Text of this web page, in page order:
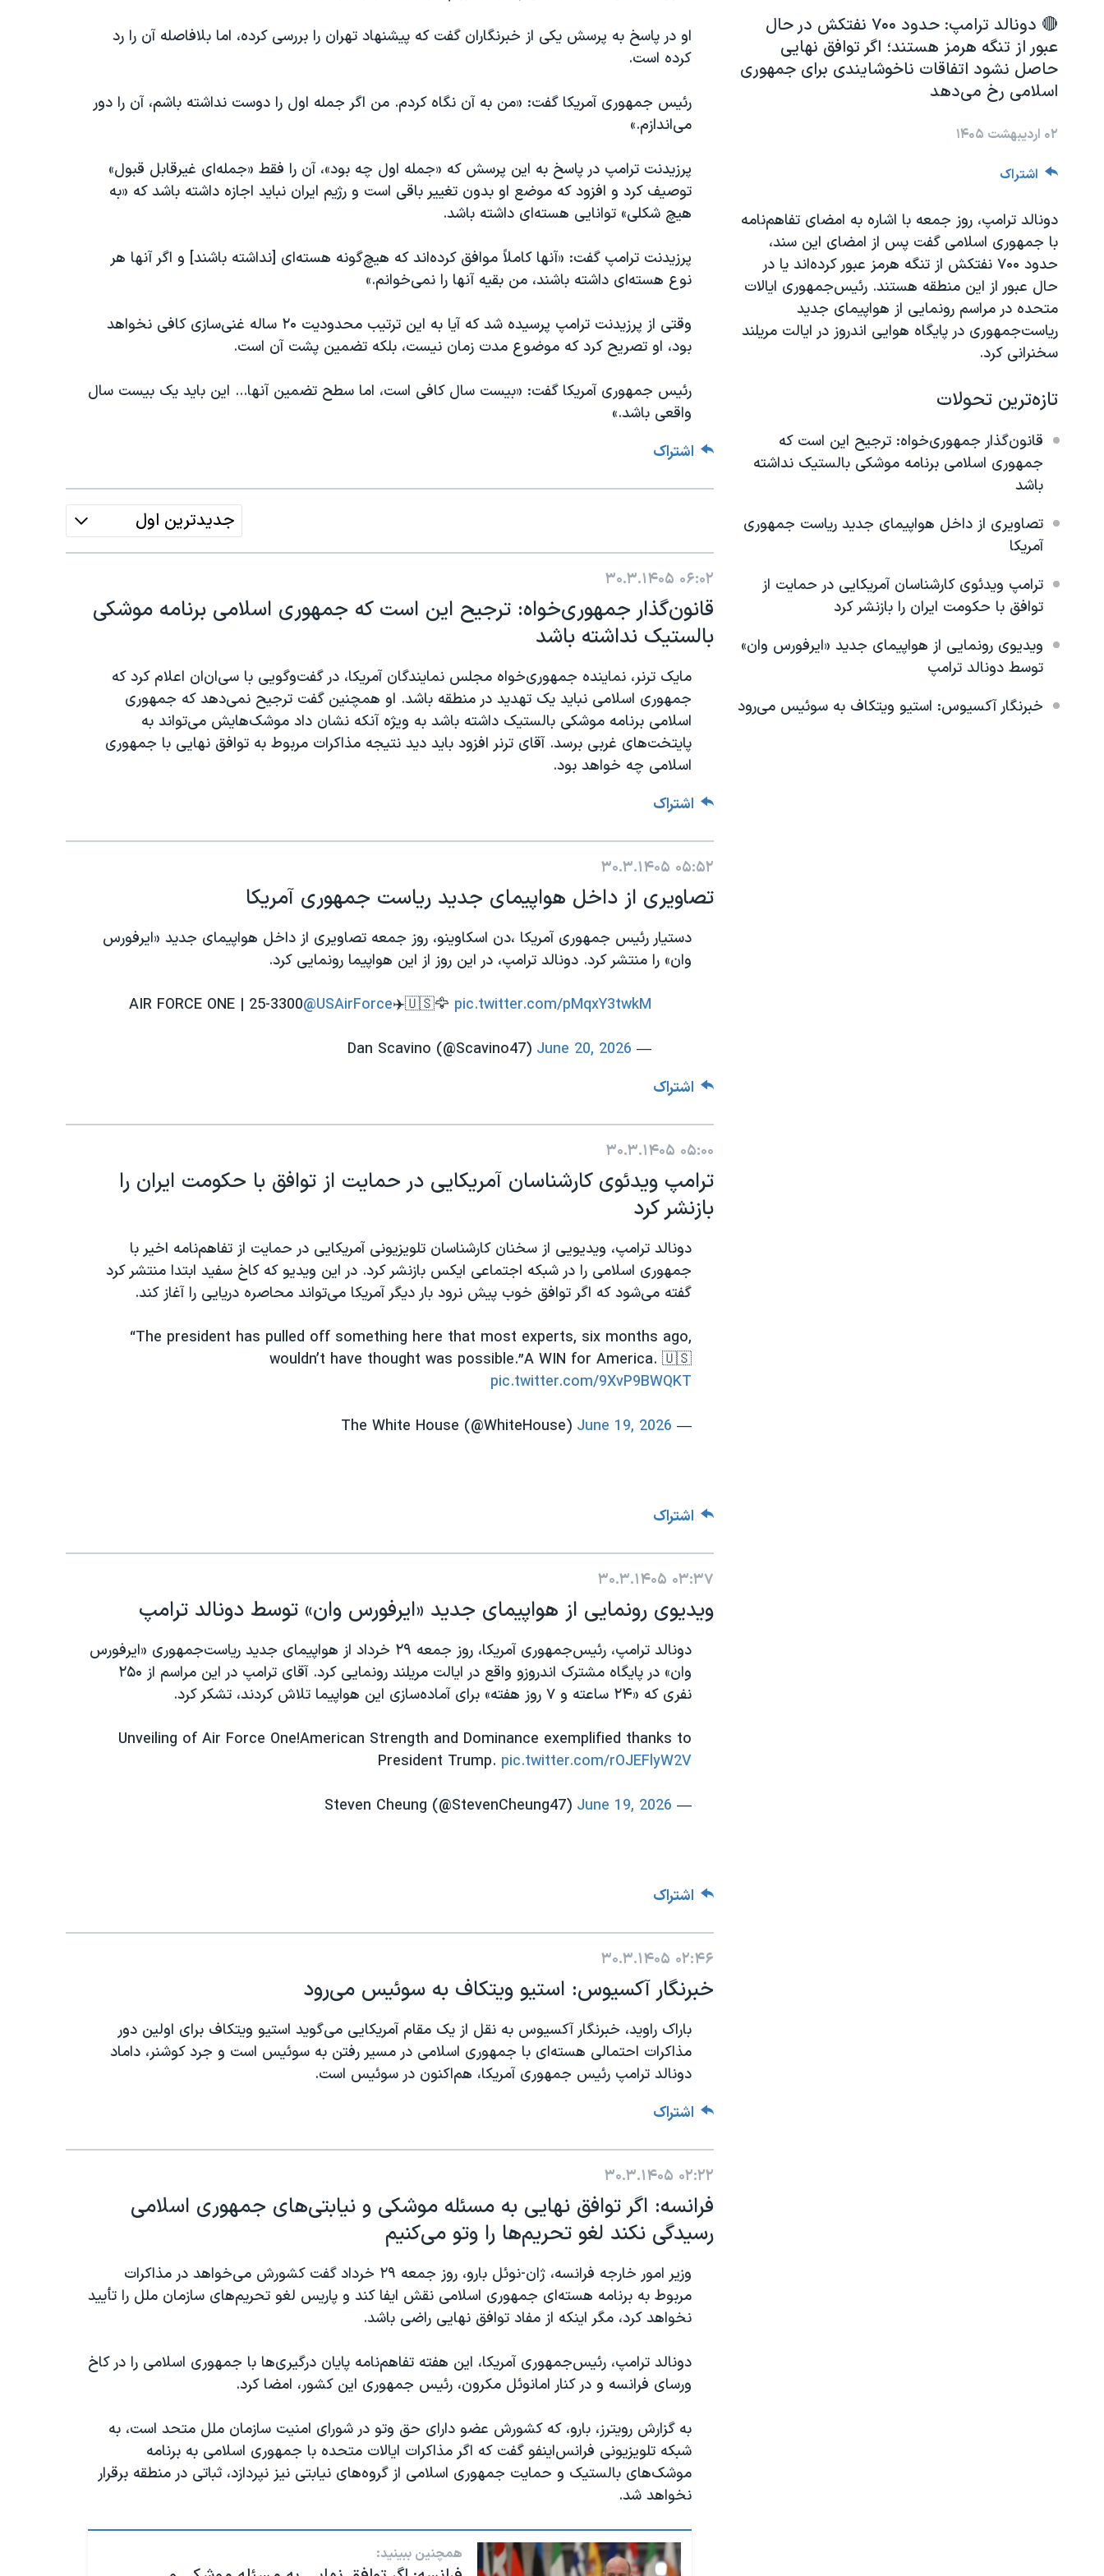
حقوق شهروندی
اقتصادی
علم و فناوری
آرشیو پخش زنده
انتخابات ریاست جمهوری آمریکا ۲۰۲۴
حمله جمهوری اسلامی به اسرائیل
رمز مهسا
مجموعه مستندهای دادخواهی
دادگاه حمید نوری
چهل سال گروگان‌گیری
قانون شفافیت دارائی کادر رهبری ایران
اعتراضات مردمی آبان ۹۸
اسرائیل در جنگ
صفحه‌های ویژه
سفر پرزیدنت ترامپ به چین
‌🔴 دونالد ترامپ: حدود ۷۰۰ نفتکش در حال
عبور از تنگه هرمز هستند؛ اگر توافق نهایی
حاصل نشود اتفاقات ناخوشایندی برای جمهوری
اسلامی رخ می‌دهد
۰۲ اردیبهشت ۱۴۰۵
اشتراک
دونالد ترامپ، روز جمعه با اشاره به امضای تفاهم‌نامه
با جمهوری اسلامی گفت پس از امضای این سند،
حدود ۷۰۰ نفتکش از تنگه هرمز عبور کرده‌اند یا در
حال عبور از این منطقه هستند. رئیس‌جمهوری ایالات
متحده در مراسم رونمایی از هواپیمای جدید
ریاست‌جمهوری در پایگاه هوایی اندروز در ایالت مریلند
سخنرانی کرد.
تازه‌ترین تحولات
قانون‌گذار جمهوری‌خواه: ترجیح این است که
جمهوری اسلامی برنامه موشکی بالستیک نداشته
باشد
تصاویری از داخل هواپیمای جدید ریاست جمهوری
آمریکا
ترامپ ویدئوی کارشناسان آمریکایی در حمایت از
توافق با حکومت ایران را بازنشر کرد
ویدیوی رونمایی از هواپیمای جدید «ایرفورس وان»
توسط دونالد ترامپ
خبرنگار آکسیوس: استیو ویتکاف به سوئیس می‌رود
او در پاسخ به پرسش یکی از خبرنگاران گفت که پیشنهاد تهران را بررسی کرده، اما بلافاصله آن را رد
کرده است.
رئیس جمهوری آمریکا گفت: «من به آن نگاه کردم. من اگر جمله اول را دوست نداشته باشم، آن را دور
می‌اندازم.»
پرزیدنت ترامپ در پاسخ به این پرسش که «جمله اول چه بود»، آن را فقط «جمله‌ای غیرقابل قبول»
توصیف کرد و افزود که موضع او بدون تغییر باقی است و رژیم ایران نباید اجازه داشته باشد که «به
هیچ شکلی» توانایی هسته‌ای داشته باشد.
پرزیدنت ترامپ گفت: «آنها کاملاً موافق کرده‌اند که هیچ‌گونه هسته‌ای [نداشته باشند] و اگر آنها هر
نوع هسته‌ای داشته باشند، من بقیه آنها را نمی‌خوانم.»
وقتی از پرزیدنت ترامپ پرسیده شد که آیا به این ترتیب محدودیت ۲۰ ساله غنی‌سازی کافی نخواهد
بود، او تصریح کرد که موضوع مدت زمان نیست، بلکه تضمین پشت آن است.
رئیس جمهوری آمریکا گفت: «بیست سال کافی است، اما سطح تضمین آنها... این باید یک بیست سال
واقعی باشد.»
اشتراک
جدیدترین اول
۰۶:۰۲ ۳۰.۳.۱۴۰۵
قانون‌گذار جمهوری‌خواه: ترجیح این است که جمهوری اسلامی برنامه موشکی
بالستیک نداشته باشد
مایک ترنر، نماینده جمهوری‌خواه مجلس نمایندگان آمریکا، در گفت‌وگویی با سی‌ان‌ان اعلام کرد که
جمهوری اسلامی نباید یک تهدید در منطقه باشد. او همچنین گفت ترجیح نمی‌دهد که جمهوری
اسلامی برنامه موشکی بالستیک داشته باشد به ویژه آنکه نشان داد موشک‌هایش می‌تواند به
پایتخت‌های غربی برسد. آقای ترنر افزود باید دید نتیجه مذاکرات مربوط به توافق نهایی با جمهوری
اسلامی چه خواهد بود.
اشتراک
۰۵:۵۲ ۳۰.۳.۱۴۰۵
تصاویری از داخل هواپیمای جدید ریاست جمهوری آمریکا
دستیار رئیس جمهوری‌ آمریکا ،دن اسکاوینو، روز جمعه تصاویری از داخل هواپیمای جدید «ایرفورس
وان» را منتشر کرد. دونالد ترامپ، در این روز از این هواپیما رونمایی کرد.
AIR FORCE ONE | 25-3300@USAirForce✈️🇺🇸🦅 pic.twitter.com/pMqxY3twkM
— Dan Scavino (@Scavino47)
June 20, 2026
اشتراک
۰۵:۰۰ ۳۰.۳.۱۴۰۵
ترامپ ویدئوی کارشناسان آمریکایی در حمایت از توافق با حکومت ایران را
بازنشر کرد
دونالد ترامپ، ویدیویی از سخنان کارشناسان تلویزیونی آمریکایی در حمایت از تفاهم‌نامه اخیر با
جمهوری اسلامی را در شبکه اجتماعی ایکس بازنشر کرد. در این ویدیو که کاخ سفید ابتدا منتشر کرد
گفته می‌شود که اگر توافق خوب پیش نرود بار دیگر آمریکا می‌تواند محاصره دریایی را آغاز کند.
“The president has pulled off something here that most experts, six months ago,
wouldn’t have thought was possible.”A WIN for America. 🇺🇸
pic.twitter.com/9XvP9BWQKT
— The White House (@WhiteHouse)
June 19, 2026
اشتراک
۰۳:۳۷ ۳۰.۳.۱۴۰۵
ویدیوی رونمایی از هواپیمای جدید «ایرفورس وان» توسط دونالد ترامپ
دونالد ترامپ، رئيس‌جمهوری آمریکا، روز جمعه ۲۹ خرداد از هواپیمای جدید ریاست‌جمهوری «ایرفورس
وان» در پایگاه مشترک اندروزو واقع در ایالت مریلند رونمایی کرد. آقای ترامپ در این مراسم از ۲۵۰
نفری که «۲۴ ساعته و ۷ روز هفته» برای آماده‌سازی این هواپیما تلاش کردند، تشکر کرد.
Unveiling of Air Force One!American Strength and Dominance exemplified thanks to
President Trump. pic.twitter.com/rOJEFlyW2V
— Steven Cheung (@StevenCheung47)
June 19, 2026
اشتراک
۰۲:۴۶ ۳۰.۳.۱۴۰۵
خبرنگار آکسیوس: استیو ویتکاف به سوئیس می‌رود
باراک راوید، خبرنگار آکسیوس به نقل از یک مقام آمریکایی می‌گوید استیو ویتکاف برای اولین دور
مذاکرات احتمالی هسته‌ای با جمهوری اسلامی در مسیر رفتن به سوئیس است و جرد‌ کوشنر، داماد
دونالد ترامپ رئیس جمهوری آمریکا، هم‌اکنون در سوئیس است.
اشتراک
۰۲:۲۲ ۳۰.۳.۱۴۰۵
فرانسه: اگر توافق نهایی به مسئله موشکی و نیابتی‌های جمهوری اسلامی
رسیدگی نکند لغو تحریم‌ها را وتو می‌کنیم
وزیر امور خارجه فرانسه، ژان-نوئل بارو، روز جمعه ۲۹ خرداد گفت کشورش می‌خواهد در مذاکرات
مربوط به برنامه هسته‌ای جمهوری اسلامی نقش ایفا کند و پاریس لغو تحریم‌های سازمان ملل را تأیید
نخواهد کرد، مگر اینکه از مفاد توافق نهایی راضی باشد.
دونالد ترامپ، رئيس‌جمهوری آمریکا، این هفته تفاهم‌نامه پایان درگیری‌ها با جمهوری اسلامی را در کاخ
ورسای فرانسه و در کنار امانوئل مکرون، رئیس جمهوری این کشور، امضا کرد.
به گزارش رویترز، بارو، که کشورش عضو دارای حق وتو در شورای امنیت سازمان ملل متحد است، به
شبکه تلویزیونی فرانس‌اینفو گفت که اگر مذاکرات ایالات متحده با جمهوری اسلامی به برنامه
موشک‌های بالستیک و حمایت جمهوری اسلامی از گروه‌های نیابتی نیز نپردازد، ثباتی در منطقه برقرار
نخواهد شد.
همچنین ببینید: